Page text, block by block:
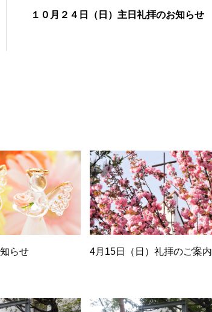
１０月２４日（日）主日礼拝のお知らせ
らせ 4月15日（日）礼拝のご案内